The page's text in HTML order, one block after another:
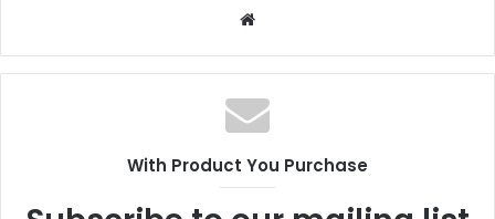
b
s
i
With Product You Purchase